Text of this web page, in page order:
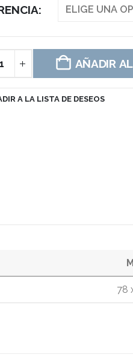
AÑADIR
A LA LISTA DE DESEOS
78